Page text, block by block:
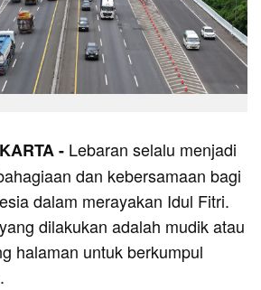
- Lebaran selalu menjadi
dan kebersamaan bagi
dalam merayakan Idul Fitri.
dilakukan adalah mudik atau
halaman untuk berkumpul